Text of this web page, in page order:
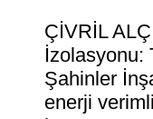
ÇİVRİL
İzolasyonu:
Şahinler
enerji